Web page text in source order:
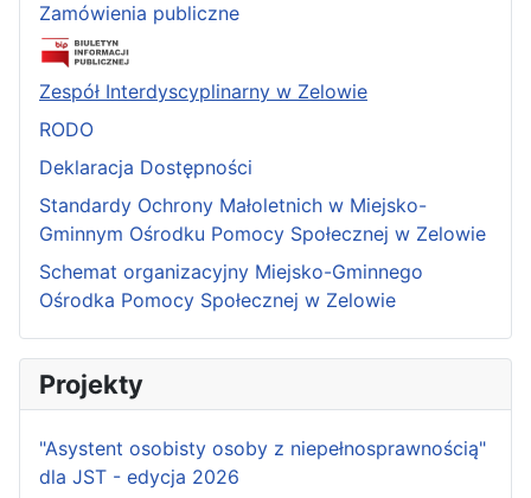
Zamówienia publiczne
Zespół Interdyscyplinarny w Zelowie
RODO
Deklaracja Dostępności
Standardy Ochrony Małoletnich w Miejsko-
Gminnym Ośrodku Pomocy Społecznej w Zelowie
Schemat organizacyjny Miejsko-Gminnego
Ośrodka Pomocy Społecznej w Zelowie
Projekty
"Asystent osobisty osoby z niepełnosprawnością"
dla JST - edycja 2026